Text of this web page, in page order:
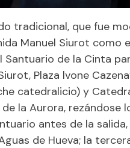
tradicional, que fue
Manuel Siurot como
Santuario de la Cinta
Plaza lvone
catedralicio) y
la Aurora, rezándose
antes de la
de Hueva; la